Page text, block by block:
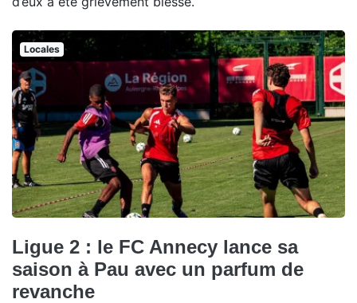
Locales
Ligue 2 : le FC Annecy lance sa
saison à Pau avec un parfum de
revanche